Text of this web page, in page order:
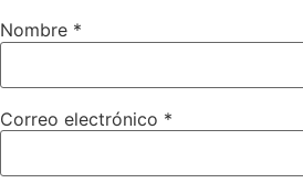
Nombre *
Correo electrónico *